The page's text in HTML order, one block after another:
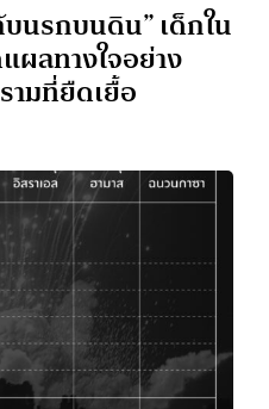
นรกบนดิน” เด็กใน
ผลทางใจอย่าง
ามที่ยืดเยื้อ